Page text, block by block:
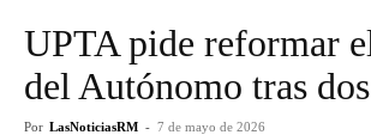
UPTA pide reformar
del Autónomo tras
Por LasNoticiasRM - 7 de mayo de 2026